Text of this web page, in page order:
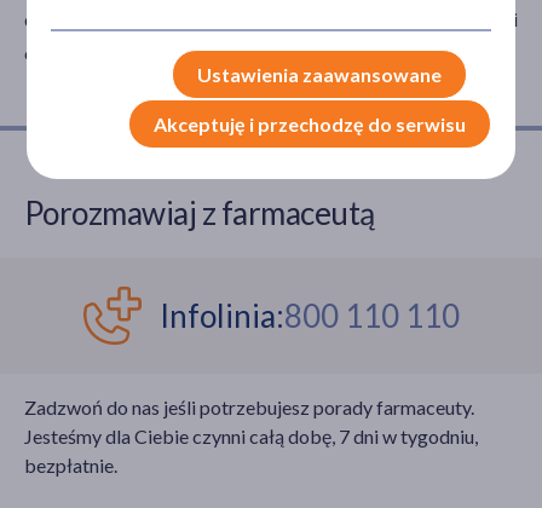
59S(1)
(2)
ACC(2)
Singularis(2)
Postać
Problem
zespół jelita drażliwego
dotyczące trwałości i wytrzymałości na uszkodzenia, dzięki
czemu mogą być bezpiecznie używane przez najmłodszych.
Porozmawiaj z farmaceutą
Infolinia:800 110 110
Zadzwoń do nas jeśli potrzebujesz porady farmaceuty.
Jesteśmy dla Ciebie czynni całą dobę, 7 dni w tygodniu,
bezpłatnie.
Ustawienia zaawansowane
Akceptuję i przechodzę do serwisu